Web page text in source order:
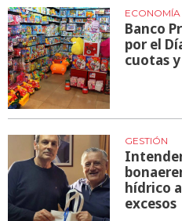
ECONOMÍA
Banco
por el
cuotas
GESTIÓN
hídrico
excesos